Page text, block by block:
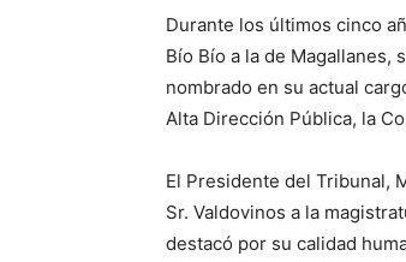
Durante los últimos cinco
Bío Bío a la de
nombrado en su actual
Alta Dirección Pública, la
El Presidente del Tribunal,
Sr. Valdovinos a la
destacó por su calidad